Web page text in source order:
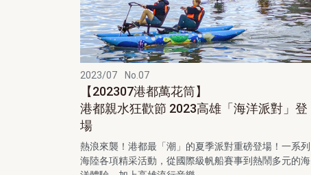
2023/07 No.07
【202307港都萬花筒】
港都親水狂歡節 2023高雄「海洋派對」登
場
熱浪來襲！港都最「潮」的夏季派對重磅登場！一系列
海陸各項精采活動，從國際級帆船賽事到熱鬧多元的海